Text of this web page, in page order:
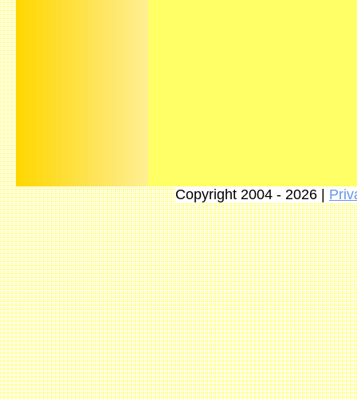
Copyright 2004 - 2026 |